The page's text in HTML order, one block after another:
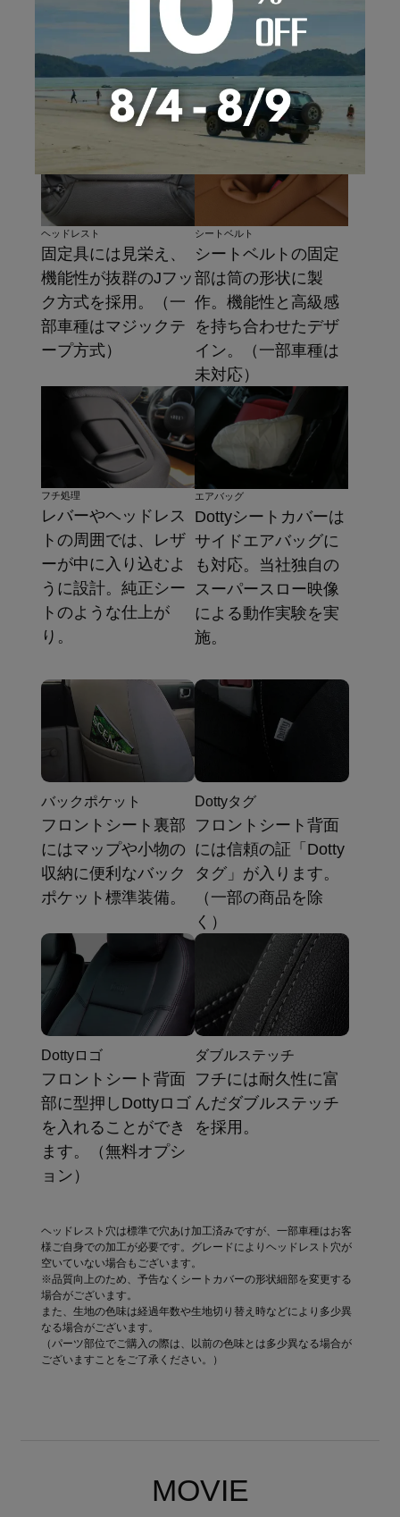
は、独自技術の三次
曲面立体成形によ
る、シートの形状に
合わせた精密な型取
り。
やすく、引っ張りす
ぎによる切れを防止
するゴム素材とナイ
ロンベルトの2重構
造。
ヘッドレスト
固定具には見栄え、
機能性が抜群のJフッ
ク方式を採用。（一
部車種はマジックテ
ープ方式）
シートベルト
シートベルトの固定
部は筒の形状に製
作。機能性と高級感
を持ち合わせたデザ
イン。（一部車種は
未対応）
フチ処理
レバーやヘッドレス
トの周囲では、レザ
ーが中に入り込むよ
うに設計。純正シー
トのような仕上が
り。
エアバッグ
Dottyシートカバーは
サイドエアバッグに
も対応。当社独自の
スーパースロー映像
による動作実験を実
施。
バックポケット
フロントシート裏部
にはマップや小物の
収納に便利なバック
ポケット標準装備。
Dottyタグ
フロントシート背面
には信頼の証「Dotty
タグ」が入ります。
（一部の商品を除
く）
Dottyロゴ
フロントシート背面
部に型押しDottyロゴ
を入れることができ
ます。（無料オプシ
ョン）
ダブルステッチ
フチには耐久性に富
んだダブルステッチ
を採用。
ヘッドレスト穴は標準で穴あけ加工済みですが、一部車種はお客
様ご自身での加工が必要です。グレードによりヘッドレスト穴が
空いていない場合もございます。
※品質向上のため、予告なくシートカバーの形状細部を変更する
場合がございます。
また、生地の色味は経過年数や生地切り替え時などにより多少異
なる場合がございます。
（パーツ部位でご購入の際は、以前の色味とは多少異なる場合が
ございますことをご了承ください。）
MOVIE